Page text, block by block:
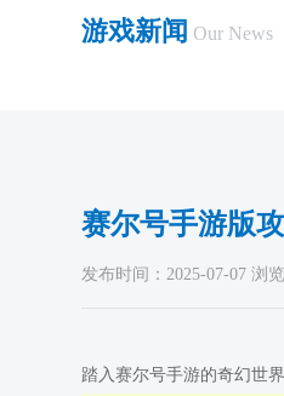
游戏新闻 Our News
赛尔号手游版
发布时间：2025-07-07 浏
踏入赛尔号手游的奇幻世